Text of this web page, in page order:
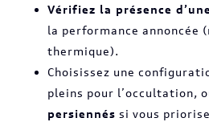
Vérifiez la présence
la performance annoncée
thermique).
Choisissez une
pleins pour l’occultation,
persiennés si vous